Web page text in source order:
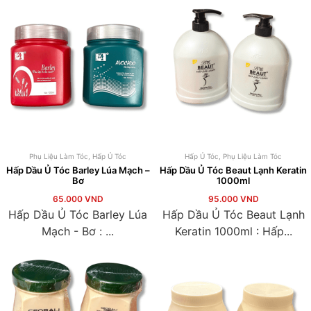
Phụ Liệu Làm Tóc Hấp Ủ Tóc
Hấp Dầu Ủ Tóc Barley Lúa Mạch –
Bơ
65.000 VND
Hấp Dầu Ủ Tóc Barley Lúa
Mạch - Bơ : ...
Hấp Ủ Tóc Phụ Liệu Làm Tóc
Hấp Dầu Ủ Tóc Beaut Lạnh Keratin
1000ml
95.000 VND
Hấp Dầu Ủ Tóc Beaut Lạnh
Keratin 1000ml : Hấp...